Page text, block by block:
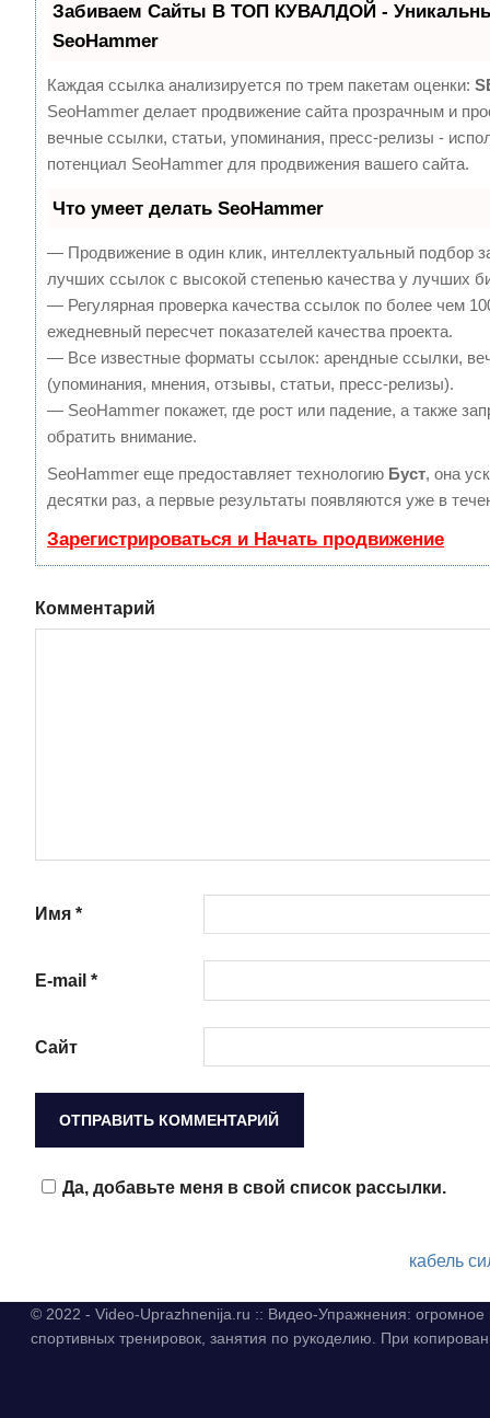
Забиваем Сайты В ТОП КУВАЛДОЙ -
SeoHammer
Каждая ссылка анализируется по трем пакетам оценки:
SeoHammer делает продвижение сайта прозрачным и
вечные ссылки, статьи, упоминания, пресс-релизы -
потенциал SeoHammer для продвижения вашего сайта.
Что умеет делать SeoHammer
— Продвижение в один клик, интеллектуальный подбор
лучших ссылок с высокой степенью качества у лучших
— Регулярная проверка качества ссылок по более чем
ежедневный пересчет показателей качества проекта.
— Все известные форматы ссылок: арендные ссылки,
(упоминания, мнения, отзывы, статьи, пресс-релизы).
— SeoHammer покажет, где рост или падение, а также
обратить внимание.
SeoHammer еще предоставляет технологию Буст, она
десятки раз, а первые результаты появляются уже в
Зарегистрироваться и Начать продвижение
Комментарий
Имя *
E-mail *
Сайт
Да, добавьте меня в свой список рассылки.
кабель
© 2022 - Video-Uprazhnenija.ru :: Видео-Упражнения:
спортивных тренировок, занятия по рукоделию. При